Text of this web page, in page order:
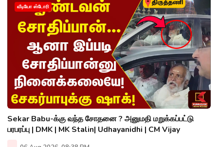
வீடியோ ஸ்டோரி
Sekar Babu-க்கு வந்த சோதனை ? அனுமதி மறுக்கப்பட்டு
பரபரப்பு | DMK | MK Stalin| Udhayanidhi | CM Vijay